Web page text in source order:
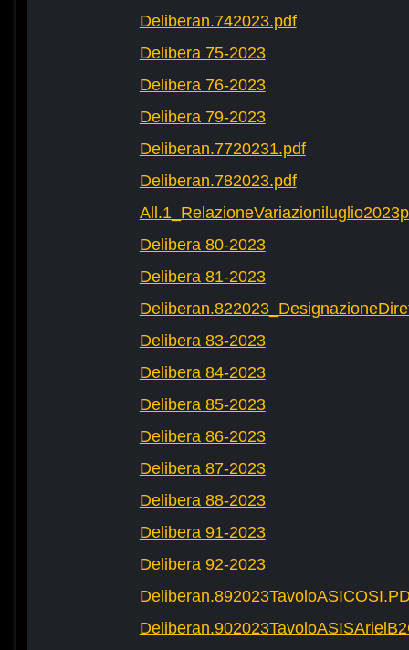
Deliberan.742023.pdf
Delibera 75-2023
Delibera 76-2023
Delibera 79-2023
Deliberan.7720231.pdf
Deliberan.782023.pdf
Delibera 80-2023
Delibera 81-2023
Delibera 83-2023
Delibera 84-2023
Delibera 85-2023
Delibera 86-2023
Delibera 87-2023
Delibera 88-2023
Delibera 91-2023
Delibera 92-2023